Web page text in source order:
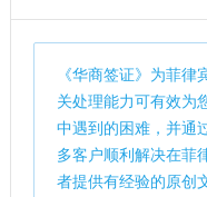
《华商签证》为菲律
关处理能力可有效为
中遇到的困难，并通
多客户顺利解决在菲
者提供有经验的原创